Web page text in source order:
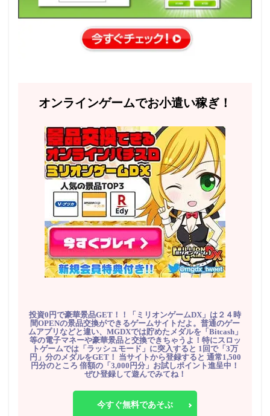
オンラインゲームでお小遣い稼ぎ！
投資0円で豪華景品GET！！「ミリオンゲームDX」は２４時
間OPENの景品交換ができるゲームサイトだよ。普通のゲー
ムアプリなどと違い、MGDXでは貯めたメダルを「Bitcash」
等の電子マネーや豪華景品と交換できちゃうよ！特にスロッ
トゲームでは「ラッシュモード」に突入すると 1回で「3万
円」分のメダルをGET！ 当サイトから登録すると 通常1,500
円分のところ 倍額の「3,000円分」お試しポイント進呈中！
ぜひ登録して遊んでみてね！
今すぐ無料であそぶ